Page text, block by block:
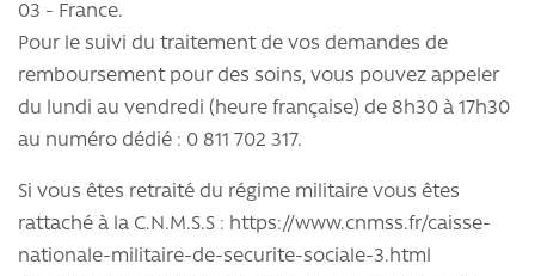
03 - France.
Pour le suivi du traitement de vos demandes de
remboursement pour des soins, vous pouvez appeler
du lundi au vendredi (heure française) de 8h30 à 17h30
au numéro dédié : 0 811 702 317.
Si vous êtes retraité du régime militaire vous êtes
rattaché à la C.N.M.S.S : https://www.cnmss.fr/caisse-
nationale-militaire-de-securite-sociale-3.html